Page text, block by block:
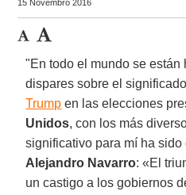
15 Novembro 2016
"En todo el mundo se
dispares sobre el
Trump en las elecciones
Unidos, con los más
significativo para mí ha sido
Alejandro Navarro: «El
un castigo a los gobiernos